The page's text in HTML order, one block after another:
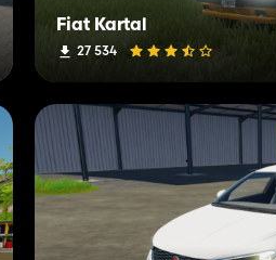
Fiat Kartal
27 534